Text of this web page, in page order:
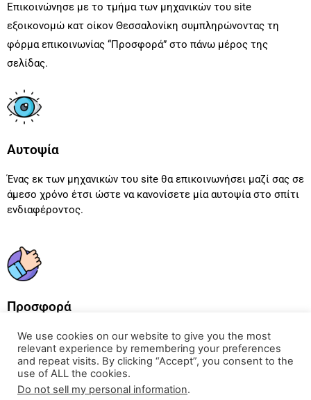
Επικοινώνησε με το τμήμα των μηχανικών του site
εξοικονομώ κατ οίκον Θεσσαλονίκη συμπληρώνοντας τη
φόρμα επικοινωνίας “Προσφορά” στο πάνω μέρος της
σελίδας.
Αυτοψία
Ένας εκ των μηχανικών του site θα επικοινωνήσει μαζί σας σε
άμεσο χρόνο έτσι ώστε να κανονίσετε μία αυτοψία στο σπίτι
ενδιαφέροντος.
Προσφορά
Τέλος, μετά τη συλλογή το δεδομένων και σε συνέχεια την
επεξεργασίας τους από τον μηχανικό θα λάβετε την
αναλυτική προσφορά σας.
We use cookies on our website to give you the most
relevant experience by remembering your preferences
and repeat visits. By clicking “Accept”, you consent to the
use of ALL the cookies.
Do not sell my personal information.